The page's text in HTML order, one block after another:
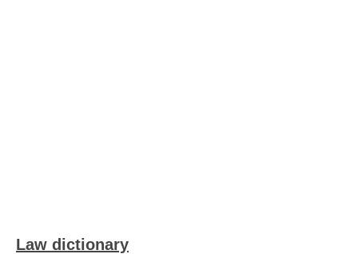
Law dictionary